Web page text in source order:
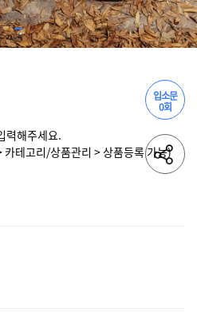
입소문
0회
력해주세요.
테고리/상품관리 > 상품등록 가능)